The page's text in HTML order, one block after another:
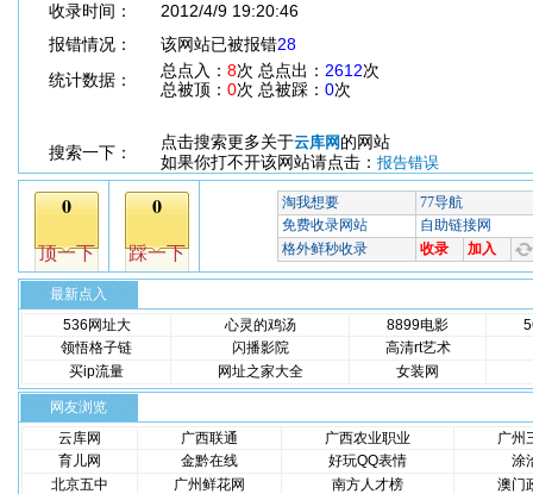
收录时间：
2012/4/9 19:20:46
报错情况：
该网站已被报错28
统计数据：
总点入： 8次 总点出： 2612次
总被顶： 0次 总被踩： 0次
搜索一下：
点击搜索更多关于云库网 的网站
如果你打不开该网站请点击： 报告错误
最新点入
536网址大
心灵的鸡汤 8899电影
领悟格子链
闪播影院
高清rt艺术
买ip流量
网址之家大全 女装网
网友浏览
云库网
广西联通 广西农业职业
广州
育儿网
金黔在线 好玩QQ表情
涂
北京五中
广州鲜花网 南方人才榜 澳门